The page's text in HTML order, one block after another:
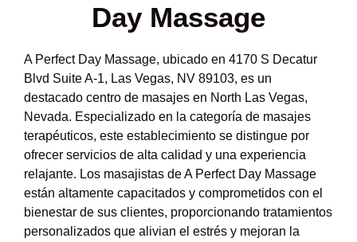
Day Massage
A Perfect Day Massage, ubicado en 4170 S Decatur
Blvd Suite A-1, Las Vegas, NV 89103, es un
destacado centro de masajes en North Las Vegas,
Nevada. Especializado en la categoría de masajes
terapéuticos, este establecimiento se distingue por
ofrecer servicios de alta calidad y una experiencia
relajante. Los masajistas de A Perfect Day Massage
están altamente capacitados y comprometidos con el
bienestar de sus clientes, proporcionando tratamientos
personalizados que alivian el estrés y mejoran la